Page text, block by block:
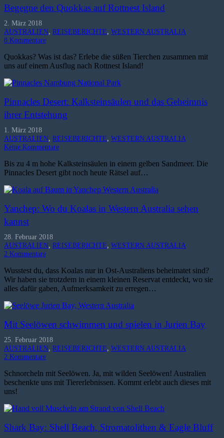
Begegne den Quokkas auf Rottnest Island
2. März 2018
AUSTRALIEN, REISEBERICHTE, WESTERN AUSTRALIA
8 Kommentare
Quokkas? Was ist das? Erlebe die süßen Tierchen zusammen mit
uns auf einem Ausflug nach Rottnest Island!
Pinnacles Desert: Kalksteinsäulen und das Geheimnis
ihrer Entstehung
1. März 2018
AUSTRALIEN, REISEBERICHTE, WESTERN AUSTRALIA
Keine Kommentare
Bis zu 4 m hohe Kalksteinsäulen in einem gelben Sandmeer. Die
Pinnacles Desert gibt noch heute Rätsel auf…
Yanchep: Wo du Koalas in Western Australia sehen
kannst
28. Februar 2018
AUSTRALIEN, REISEBERICHTE, WESTERN AUSTRALIA
2 Kommentare
Wusstest du, dass Koalas nur in Ost-Australiens beheimatet sind?
Wir haben sie trotzdem in einem kleinen Reservat entdeckt, wo sie
alles dafür gaben, Aufmerksamkeit zu erregen…
Mit Seelöwen schwimmen und spielen in Jurien Bay
25. Februar 2018
AUSTRALIEN, REISEBERICHTE, WESTERN AUSTRALIA
2 Kommentare
Schnorcheln mit Seelöwen. Ja, mit wilden Seelöwen! Australien
beschenkte uns mit Tiererlebnissen. Kommt erlebt auch dieses mit
uns!
Shark Bay: Shell Beach, Stromatolithen & Eagle Bluff